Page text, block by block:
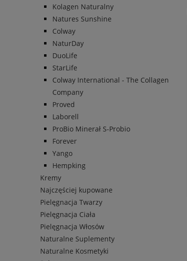
Kolagen Naturalny
Natures Sunshine
Colway
NaturDay
DuoLife
StarLife
Colway International - The Collagen
Company
Proved
Laborell
ProBio Minerał S-Probio
Forever
Yango
Hempking
Kremy
Najczęściej kupowane
Pielęgnacja Twarzy
Pielęgnacja Ciała
Pielęgnacja Włosów
Naturalne Suplementy
Naturalne Kosmetyki